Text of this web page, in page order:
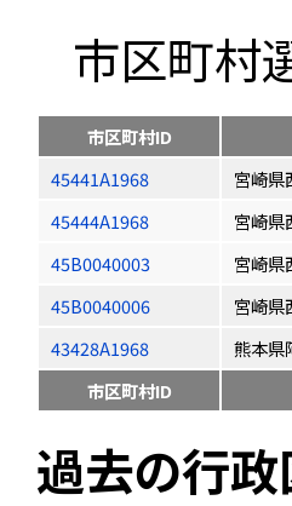
市区町村
市区町村ID
45441A1968
宮崎県
45444A1968
宮崎県
45B0040003
宮崎県
45B0040006
宮崎県
43428A1968
熊本県
市区町村ID
過去の行